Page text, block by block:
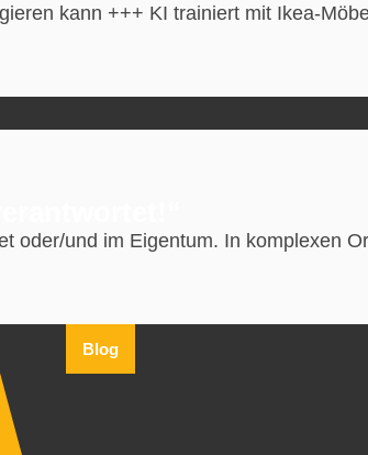
kann +++ KI trainiert mit Ikea-
oder/und im Eigentum. In komplexen
Blog